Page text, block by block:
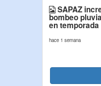
SAPAZ
bombeo
en
hace 1 semana